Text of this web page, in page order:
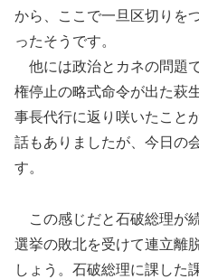
から、ここで一旦区切りを
ったそうです。
他には政治とカネの問題
権停止の略式命令が出た萩
事長代行に返り咲いたこと
話もありましたが、今日の
す。
この感じだと石破総理が
選挙の敗北を受けて連立離
しょう。石破総理に課した